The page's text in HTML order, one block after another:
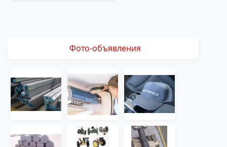
Фото-объявления